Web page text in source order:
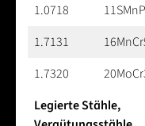
1.0718
1.7131
1.7320
Legierte Stähle,